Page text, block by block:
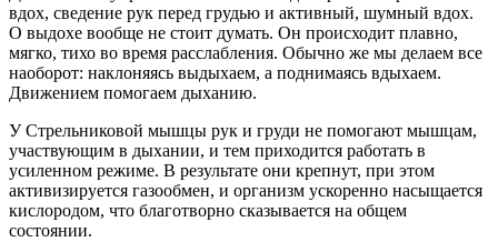
вдох, сведение рук перед грудью и активный, шумный вдох.
О выдохе вообще не стоит думать. Он происходит плавно,
мягко, тихо во время расслабления. Обычно же мы делаем все
наоборот: наклоняясь выдыхаем, а поднимаясь вдыхаем.
Движением помогаем дыханию.
У Стрельниковой мышцы рук и груди не помогают мышцам,
участвующим в дыхании, и тем приходится работать в
усиленном режиме. В результате они крепнут, при этом
активизируется газообмен, и организм ускоренно насыщается
кислородом, что благотворно сказывается на общем
состоянии.